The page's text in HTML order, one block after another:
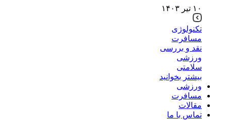
۱۰ تیر ۱۴۰۳
تکنولوژی
مسافرت
نقد و بررسی
ورزشی
سلامتی
بیشتر بخوانید
ورزشی
مسافرت
مقالات
تماس با ما